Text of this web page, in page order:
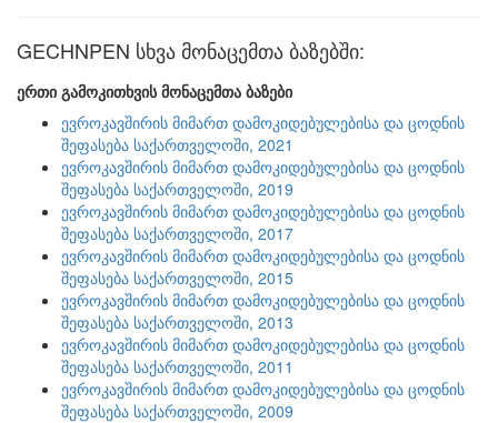
GECHNPEN სხვა მონაცემთა ბაზებში:
ერთი გამოკითხვის მონაცემთა ბაზები
ევროკავშირის მიმართ დამოკიდებულებისა და ცოდნის
შეფასება საქართველოში, 2021
ევროკავშირის მიმართ დამოკიდებულებისა და ცოდნის
შეფასება საქართველოში, 2019
ევროკავშირის მიმართ დამოკიდებულებისა და ცოდნის
შეფასება საქართველოში, 2017
ევროკავშირის მიმართ დამოკიდებულებისა და ცოდნის
შეფასება საქართველოში, 2015
ევროკავშირის მიმართ დამოკიდებულებისა და ცოდნის
შეფასება საქართველოში, 2013
ევროკავშირის მიმართ დამოკიდებულებისა და ცოდნის
შეფასება საქართველოში, 2011
ევროკავშირის მიმართ დამოკიდებულებისა და ცოდნის
შეფასება საქართველოში, 2009